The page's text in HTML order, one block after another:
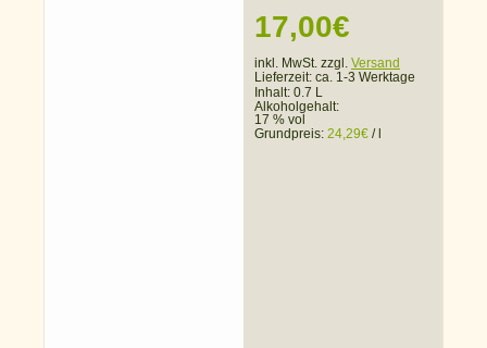
17,00€
inkl. MwSt. zzgl. Versand
Lieferzeit: ca. 1-3 Werktage
Inhalt: 0.7 L
Alkoholgehalt:
17 % vol
Grundpreis: 24,29€ /